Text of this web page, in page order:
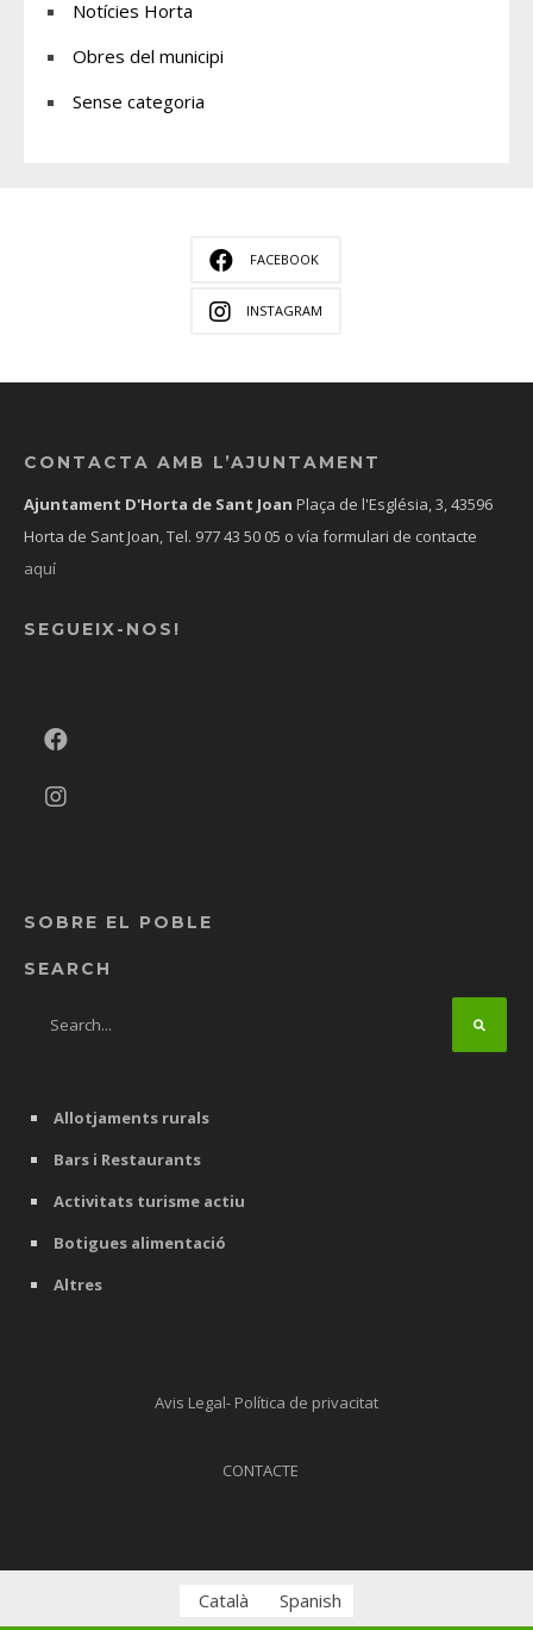
Notícies Horta
Obres del municipi
Sense categoria
FACEBOOK
INSTAGRAM
CONTACTA AMB L’AJUNTAMENT
Ajuntament D'Horta de Sant Joan Plaça de l'Església, 3, 43596
Horta de Sant Joan, Tel. 977 43 50 05 o vía formulari de contacte
aquí
SEGUEIX-NOS!
SOBRE EL POBLE
SEARCH
Allotjaments rurals
Bars i Restaurants
Activitats turisme actiu
Botigues alimentació
Altres
Avis Legal- Política de privacitat
CONTACTE
Català Spanish